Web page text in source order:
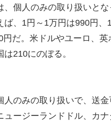
個人のみの取り扱いと
ば、1円～1万円は990円
円だ。米ドルやユーロ、
210にのぼる。
のみの取り扱いで、送
ュージーランドドル、カ